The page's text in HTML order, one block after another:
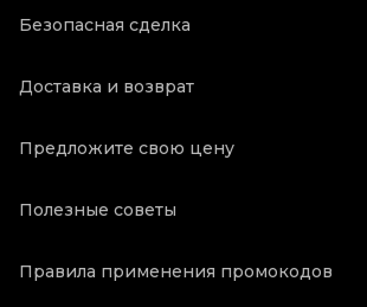
Безопасная сделка
Доставка и возврат
Предложите свою цену
Полезные советы
Правила применения промокодов